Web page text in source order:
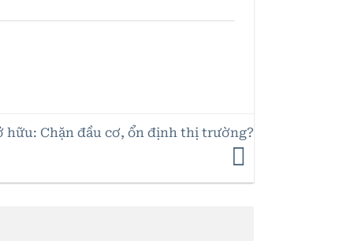
Chặn đầu cơ, ổn định thị trường?